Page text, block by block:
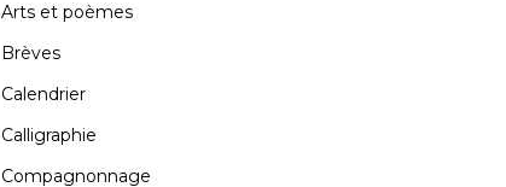
Arts et poèmes
Brèves
Calendrier
Calligraphie
Compagnonnage